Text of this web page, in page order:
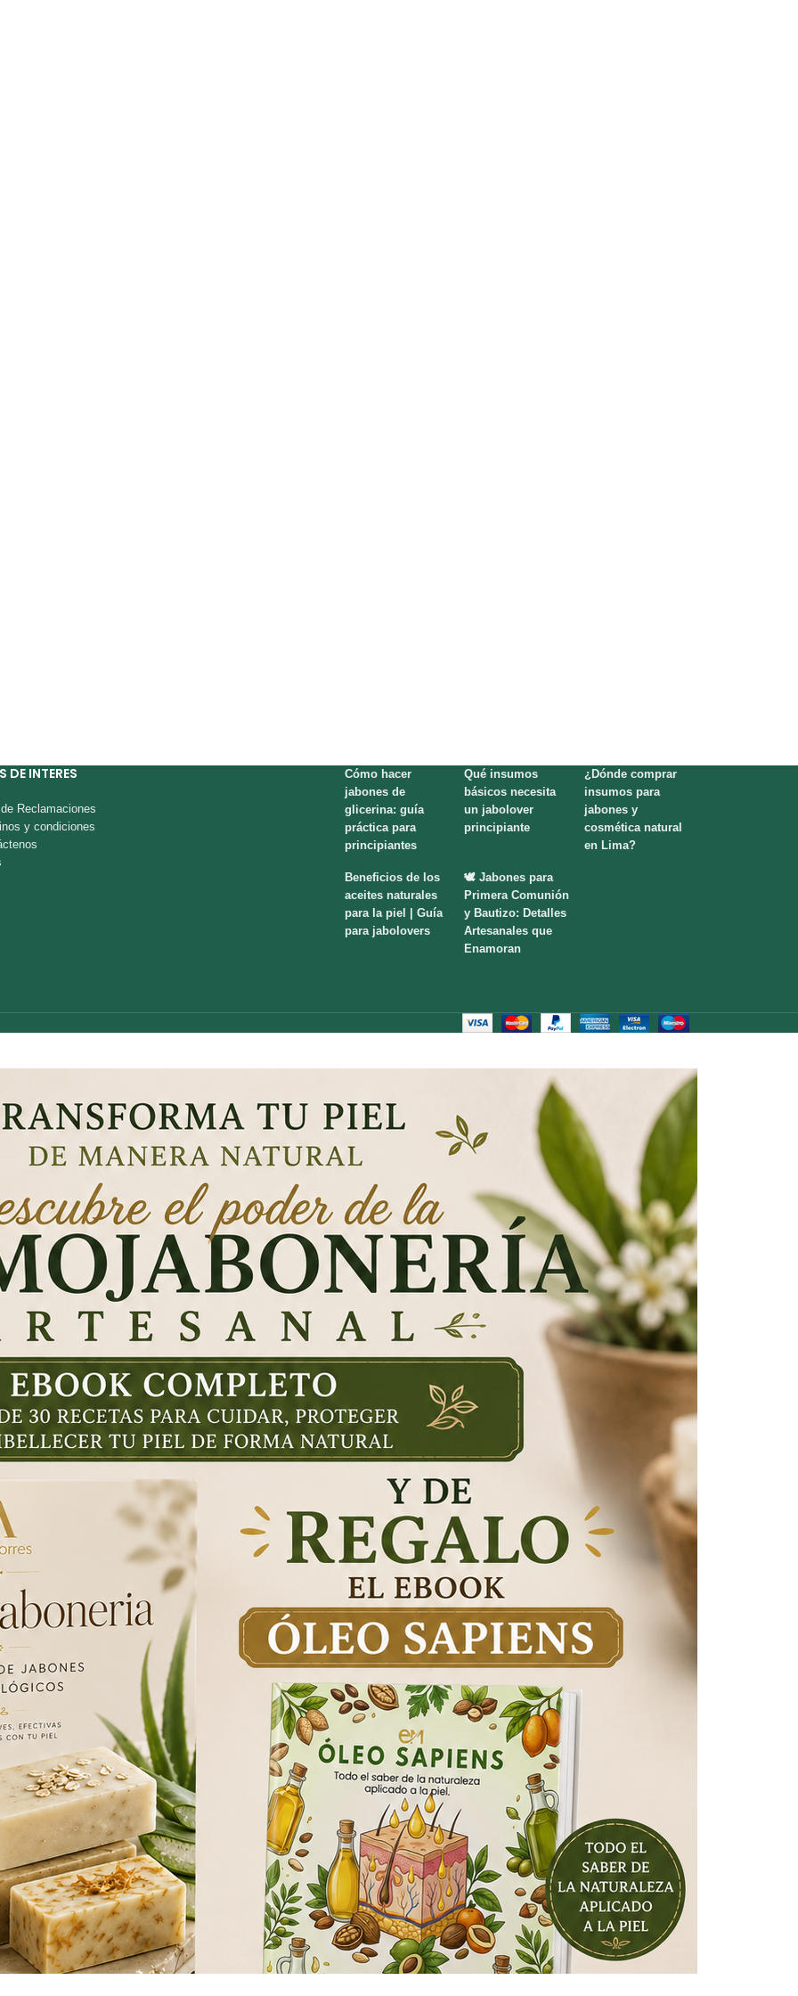
DE INTERES
Reclamaciones
y condiciones
Cómo hacer
jabones de
glicerina: guía
práctica para
principiantes
Qué insumos
básicos necesita
un jabolover
principiante
¿Dónde comprar
insumos para
jabones y
cosmética natural
en Lima?
Beneficios de los
aceites naturales
para la piel | Guía
para jabolovers
🕊️ Jabones para
Primera Comunión
y Bautizo: Detalles
Artesanales que
Enamoran